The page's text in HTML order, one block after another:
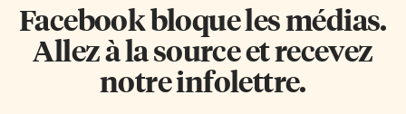
Facebook bloque les médias.
Allez à la source et recevez
notre infolettre.